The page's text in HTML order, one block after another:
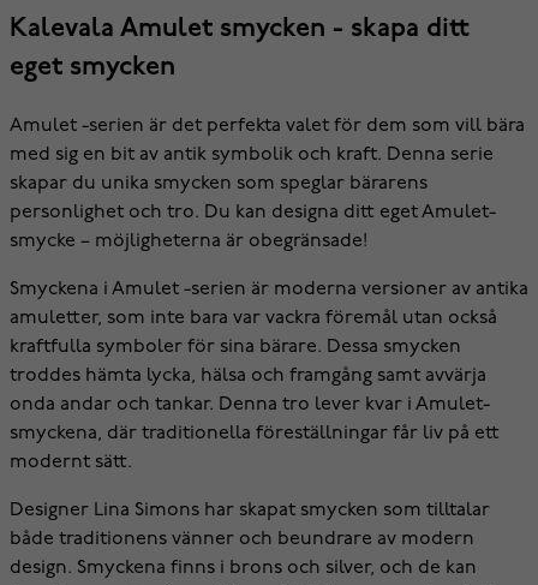
Kalevala Amulet smycken - skapa ditt
eget smycken
Amulet -serien är det perfekta valet för dem som vill bära
med sig en bit av antik symbolik och kraft. Denna serie
skapar du unika smycken som speglar bärarens
personlighet och tro. Du kan designa ditt eget Amulet-
smycke – möjligheterna är obegränsade!
Smyckena i Amulet -serien är moderna versioner av antika
amuletter, som inte bara var vackra föremål utan också
kraftfulla symboler för sina bärare. Dessa smycken
troddes hämta lycka, hälsa och framgång samt avvärja
onda andar och tankar. Denna tro lever kvar i Amulet-
smyckena, där traditionella föreställningar får liv på ett
modernt sätt.
Designer Lina Simons har skapat smycken som tilltalar
både traditionens vänner och beundrare av modern
design. Smyckena finns i brons och silver, och de kan